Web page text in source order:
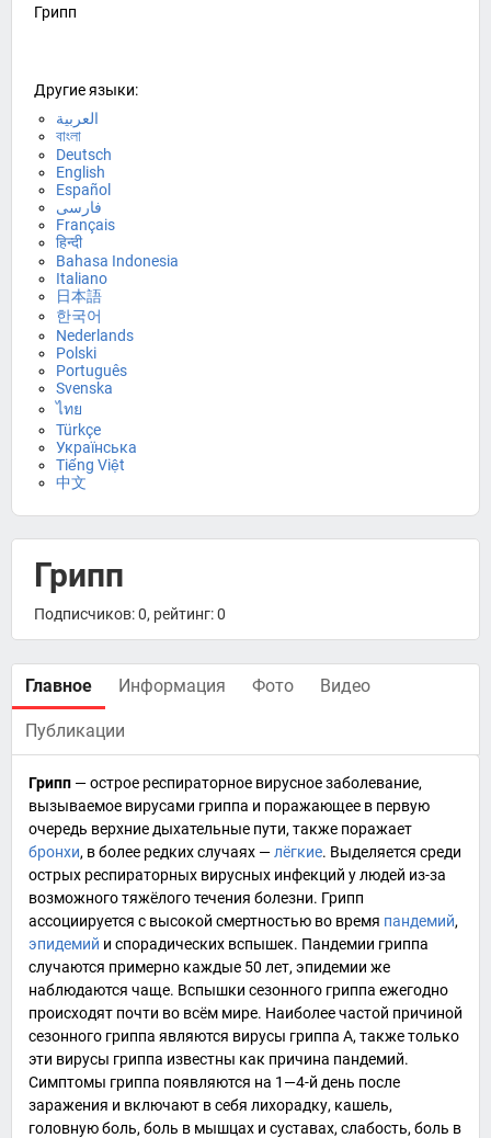
Грипп
Другие языки:
العربية
বাংলা
Deutsch
English
Español
فارسی
Français
हिन्दी
Bahasa Indonesia
Italiano
日本語
한국어
Nederlands
Polski
Português
Svenska
ไทย
Türkçe
Українська
Tiếng Việt
中文
Грипп
Подписчиков: 0, рейтинг: 0
Главное Информация Фото Видео
Публикации
Грипп —острое респираторное вирусное заболевание,
вызываемое вирусами гриппа и поражающее в первую
очередь верхние дыхательные пути, также поражает
бронхи, в более редких случаях — лёгкие. Выделяется среди
острых респираторных вирусных инфекций у людей из-за
возможного тяжёлого течения болезни. Грипп
ассоциируется с высокой смертностью во время пандемий,
эпидемий и спорадических вспышек. Пандемии гриппа
случаются примерно каждые 50 лет, эпидемии же
наблюдаются чаще. Вспышки сезонного гриппа ежегодно
происходят почти во всём мире. Наиболее частой причиной
сезонного гриппа являются вирусы гриппа A, также только
эти вирусы гриппа известны как причина пандемий.
Симптомы гриппа появляются на 1—4-й день после
заражения и включают в себя лихорадку, кашель,
головную боль, боль в мышцах и суставах, слабость, боль в